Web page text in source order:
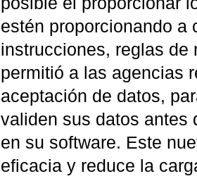
estén proporcionando a
instrucciones, reglas de
permitió a las agencias
aceptación de datos,
validen sus datos antes
en su software. Este
eficacia y reduce la